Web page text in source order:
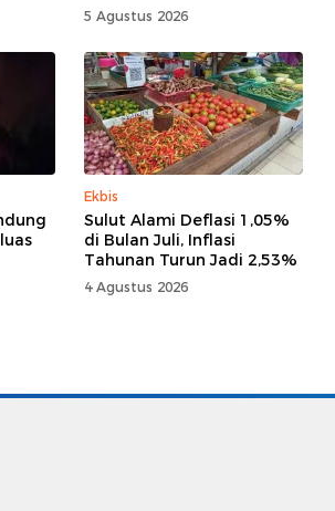
5 Agustus 2026
Ekbis
Sulut Alami Deflasi 1,05%
di Bulan Juli, Inflasi
Tahunan Turun Jadi 2,53%
4 Agustus 2026